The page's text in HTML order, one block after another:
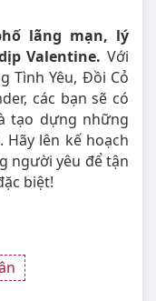
lãng mạn, lý
Valentine. Với
Tình Yêu, Đồi Cỏ
các bạn sẽ có
tạo dựng những
lên kế hoạch
người yêu để tận
biệt!